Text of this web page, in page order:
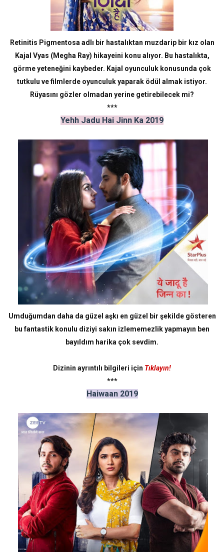
Retinitis Pigmentosa adlı bir hastalıktan muzdarip bir kız olan
Kajal Vyas (Megha Ray) hikayeini konu alıyor. Bu hastalıkta,
görme yeteneğini kaybeder. Kajal oyunculuk konusunda çok
tutkulu ve filmlerde oyunculuk yaparak ödül almak istiyor.
Rüyasını gözler olmadan yerine getirebilecek mi?
***
Yehh Jadu Hai Jinn Ka 2019
Umduğumdan daha da güzel aşkı en güzel bir şekilde gösteren
bu fantastik konulu diziyi sakın izlememezlik yapmayın ben
bayıldım harika çok sevdim.
Dizinin ayrıntılı bilgileri için Tıklayın!
***
Haiwaan 2019